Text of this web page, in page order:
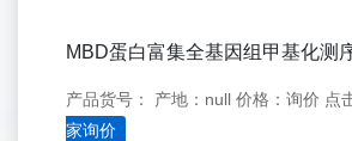
MBD蛋白富集全基因组甲基化测
产品货号： 产地：null 价格：询价 点
家询价